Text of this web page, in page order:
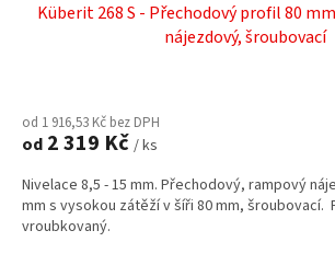
Küberit 268 S - Přechodový profil 80
nájezdový, šroubovací
od 1 916,53 Kč bez DPH
od 2 319 Kč / ks
Nivelace 8,5 - 15 mm. Přechodový, rampový
mm s vysokou zátěží v šíři 80 mm, šroubovací.
vroubkovaný.